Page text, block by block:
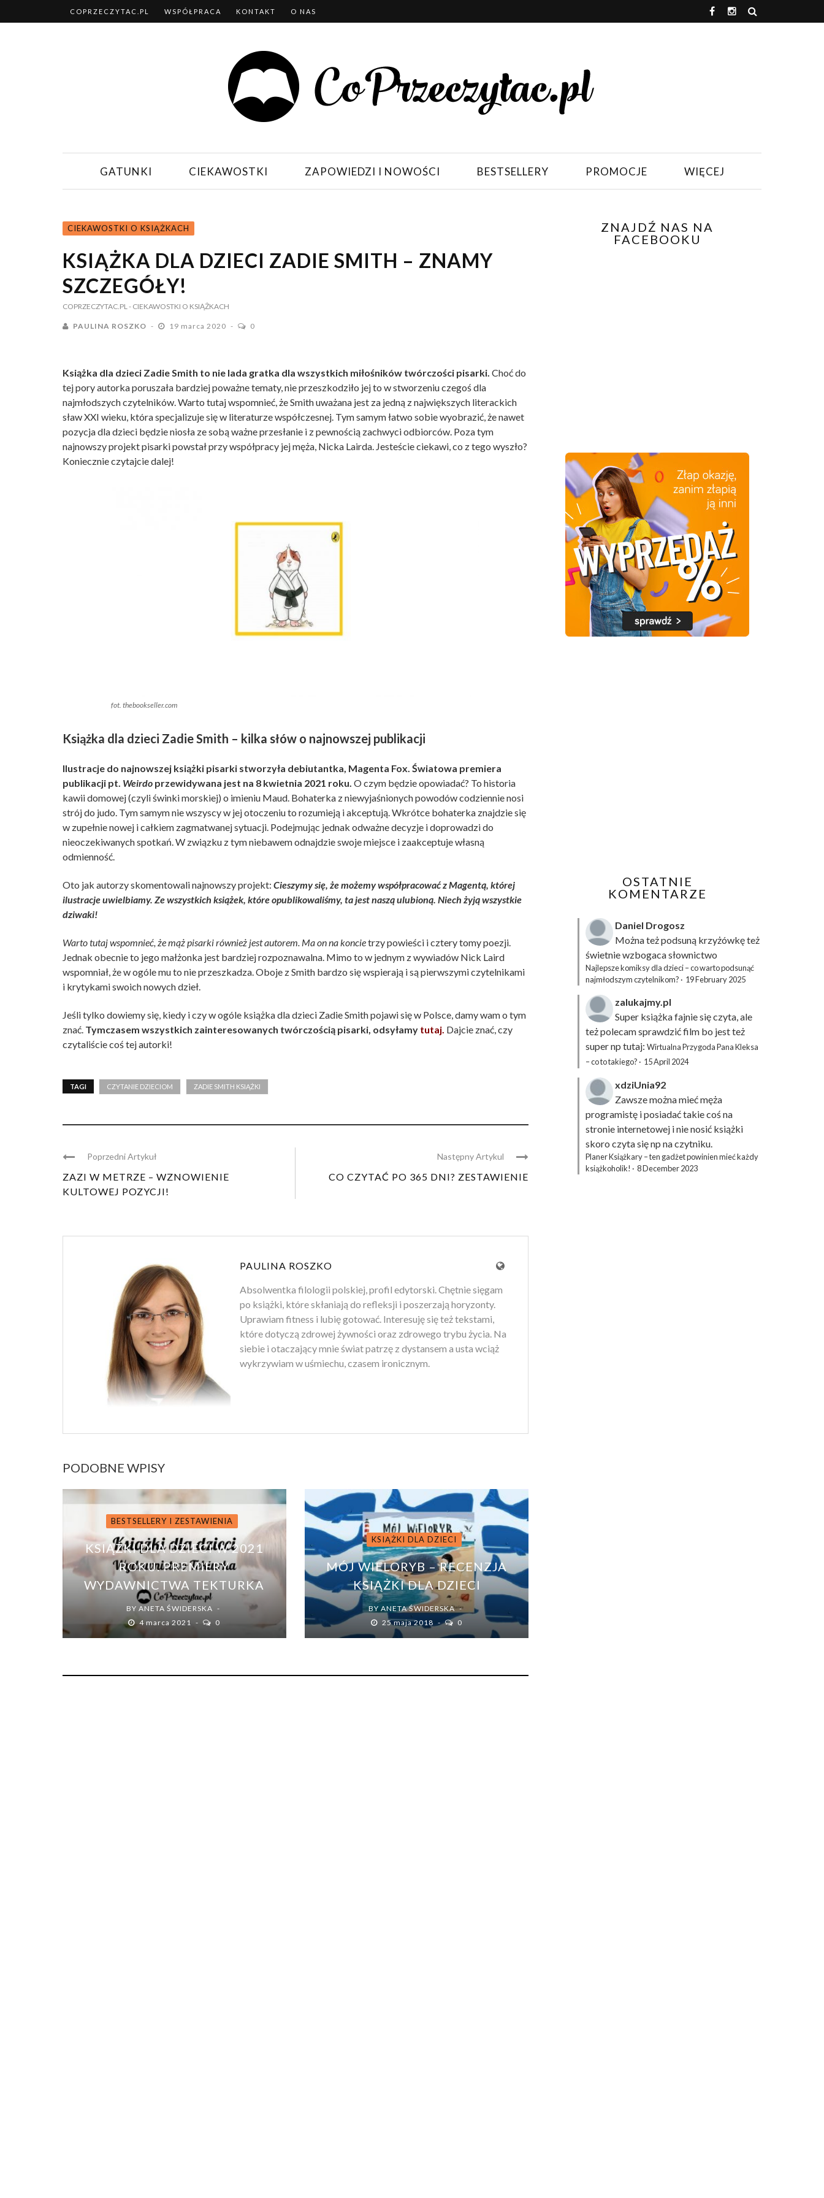
COPRZECZYTAC.PL WSPÓŁPRACA KONTAKT O NAS
GATUNKI CIEKAWOSTKI ZAPOWIEDZI I NOWOŚCI BESTSELLERY PROMOCJE WIĘCEJ
CIEKAWOSTKI O KSIĄŻKACH
KSIĄŻKA DLA DZIECI ZADIE SMITH – ZNAMY
SZCZEGÓŁY!
COPRZECZYTAC.PL- CIEKAWOSTKI O KSIĄŻKACH
PAULINA ROSZKO 19 marca 2020 0
Książka dla dzieci Zadie Smith to nie lada gratka dla wszystkich miłośników twórczości pisarki. Choć do
tej pory autorka poruszała bardziej poważne tematy, nie przeszkodziło jej to w stworzeniu czegoś dla
najmłodszych czytelników. Warto tutaj wspomnieć, że Smith uważana jest za jedną z największych literackich
sław XXI wieku, która specjalizuje się w literaturze współczesnej. Tym samym łatwo sobie wyobrazić, że nawet
pozycja dla dzieci będzie niosła ze sobą ważne przesłanie i z pewnością zachwyci odbiorców. Poza tym
najnowszy projekt pisarki powstał przy współpracy jej męża, Nicka Lairda. Jesteście ciekawi, co z tego wyszło?
Koniecznie czytajcie dalej!
fot. thebookseller.com
Książka dla dzieci Zadie Smith – kilka słów o najnowszej publikacji
Ilustracje do najnowszej książki pisarki stworzyła debiutantka, Magenta Fox. Światowa premiera
publikacji pt. Weirdo przewidywana jest na 8 kwietnia 2021 roku. O czym będzie opowiadać? To historia
kawii domowej (czyli świnki morskiej) o imieniu Maud. Bohaterka z niewyjaśnionych powodów codziennie nosi
strój do judo. Tym samym nie wszyscy w jej otoczeniu to rozumieją i akceptują. Wkrótce bohaterka znajdzie się
w zupełnie nowej i całkiem zagmatwanej sytuacji. Podejmując jednak odważne decyzje i doprowadzi do
nieoczekiwanych spotkań. W związku z tym niebawem odnajdzie swoje miejsce i zaakceptuje własną
odmienność.
Oto jak autorzy skomentowali najnowszy projekt: Cieszymy się, że możemy współpracować z Magentą, której
ilustracje uwielbiamy. Ze wszystkich książek, które opublikowaliśmy, ta jest naszą ulubioną. Niech żyją wszystkie
dziwaki!
Warto tutaj wspomnieć, że mąż pisarki również jest autorem. Ma on na koncietrzy powieści i cztery tomy poezji.
Jednak obecnie to jego małżonka jest bardziej rozpoznawalna. Mimo to w jednym z wywiadów Nick Laird
wspomniał, że w ogóle mu to nie przeszkadza. Oboje z Smith bardzo się wspierają i są pierwszymi czytelnikami
i krytykami swoich nowych dzieł.
Jeśli tylko dowiemy się, kiedy i czy w ogóle książka dla dzieci Zadie Smith pojawi się w Polsce, damy wam o tym
znać. Tymczasem wszystkich zainteresowanych twórczością pisarki, odsyłamy tutaj. Dajcie znać, czy
czytaliście coś tej autorki!
TAGI CZYTANIE DZIECIOM ZADIE SMITH KSIĄŻKI
Poprzedni Artykuł
ZAZI W METRZE – WZNOWIENIE
KULTOWEJ POZYCJI!
Następny Artykul
CO CZYTAĆ PO 365 DNI? ZESTAWIENIE
PAULINA ROSZKO
Absolwentka filologii polskiej, profil edytorski. Chętnie sięgam
po książki, które skłaniają do refleksji i poszerzają horyzonty.
Uprawiam fitness i lubię gotować. Interesuję się też tekstami,
które dotyczą zdrowej żywności oraz zdrowego trybu życia. Na
siebie i otaczający mnie świat patrzę z dystansem a usta wciąż
wykrzywiam w uśmiechu, czasem ironicznym.
PODOBNE WPISY
BESTSELLERY I ZESTAWIENIA
KSIĄŻKI DLA DZIECI W 2021
ROKU. PREMIERY
WYDAWNICTWA TEKTURKA
BY ANETA ŚWIDERSKA
4 marca 2021
0
KSIĄŻKI DLA DZIECI
MÓJ WIELORYB – RECENZJA
KSIĄŻKI DLA DZIECI
BYANETA ŚWIDERSKA
25 maja 2018
0
ZNAJDŹ NAS NA
FACEBOOKU
OSTATNIE
KOMENTARZE
Daniel Drogosz
Można też podsuną krzyżówkęteż
świetnie wzbogaca słownictwo
Najlepsze komiksy dla dzieci – co warto podsunąć
najmłodszym czytelnikom? · 19 February 2025
zalukajmy.pl
Super książka fajnie się czyta, ale
też polecam sprawdzić film bo jest też
super np tutaj: Wirtualna Przygoda Pana Kleksa
– co to takiego? · 15 April 2024
xdziUnia92
Zawsze można mieć męża
programistę i posiadać takie coś na
stronie internetowej i nie nosić książki
skoro czyta się np na czytniku.
Planer Książkary – ten gadżet powinien mieć każdy
książkoholik! · 8 December 2023